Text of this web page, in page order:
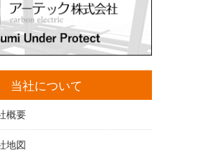
当社について
概要
地図